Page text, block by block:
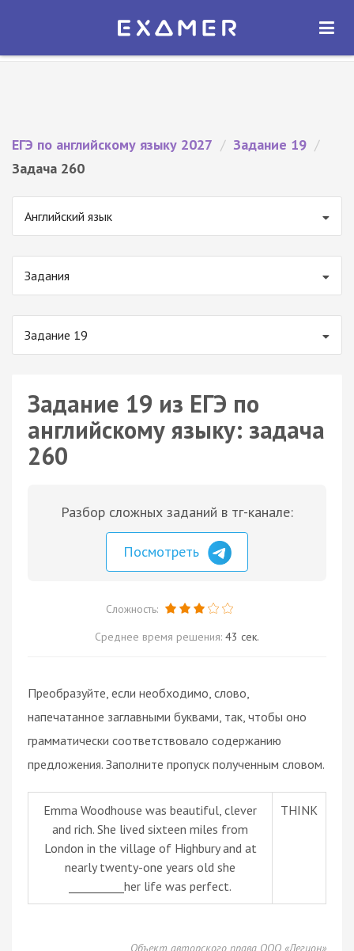
Экзамер — ЕГЭ 2027
ОТКРЫТЬ
ЕГЭ по английскому языку 2027 / Задание 19 /
Задача 260
Английский язык
Задания
Задание 19
Задание 19 из ЕГЭ по
английскому языку: задача
260
Разбор сложных заданий в тг-канале:
Посмотреть
Сложность:
Среднее время решения: 43 сек.
Преобразуйте, если необходимо, слово,
напечатанное заглавными буквами, так, чтобы оно
грамматически соответствовало содержанию
предложения. Заполните пропуск полученным словом.
Emma Woodhouse was beautiful, clever
and rich. She lived sixteen miles from
London in the village of Highbury and at
nearly twenty-one years old she
__________her life was perfect.
THINK
Объект авторского права ООО «Легион»